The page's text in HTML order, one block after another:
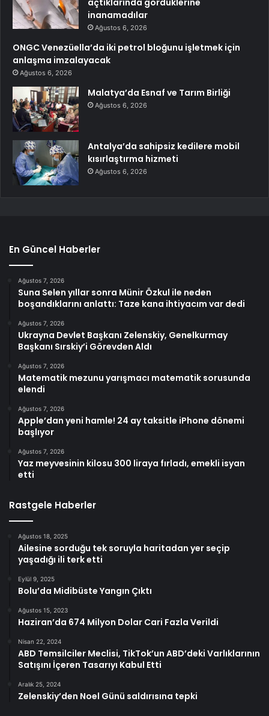
açtıklarında gördüklerine
inanamadılar
Ağustos 6, 2026
ONGC Venezüella’da iki petrol bloğunu işletmek için
anlaşma imzalayacak
Ağustos 6, 2026
Malatya’da Esnaf ve Tarım Birliği
Ağustos 6, 2026
Antalya’da sahipsiz kedilere mobil
kısırlaştırma hizmeti
Ağustos 6, 2026
En Güncel Haberler
Ağustos 7, 2026
Suna Selen yıllar sonra Münir Özkul ile neden
boşandıklarını anlattı: Taze kana ihtiyacım var dedi
Ağustos 7, 2026
Ukrayna Devlet Başkanı Zelenskiy, Genelkurmay
Başkanı Sırskiy’i Görevden Aldı
Ağustos 7, 2026
Matematik mezunu yarışmacı matematik sorusunda
elendi
Ağustos 7, 2026
Apple’dan yeni hamle! 24 ay taksitle iPhone dönemi
başlıyor
Ağustos 7, 2026
Yaz meyvesinin kilosu 300 liraya fırladı, emekli isyan
etti
Rastgele Haberler
Ağustos 18, 2025
Ailesine sorduğu tek soruyla haritadan yer seçip
yaşadığı ili terk etti
Eylül 9, 2025
Bolu’da Midibüste Yangın Çıktı
Ağustos 15, 2023
Haziran’da 674 Milyon Dolar Cari Fazla Verildi
Nisan 22, 2024
ABD Temsilciler Meclisi, TikTok’un ABD’deki Varlıklarının
Satışını İçeren Tasarıyı Kabul Etti
Aralık 25, 2024
Zelenskiy’den Noel Günü saldırısına tepki